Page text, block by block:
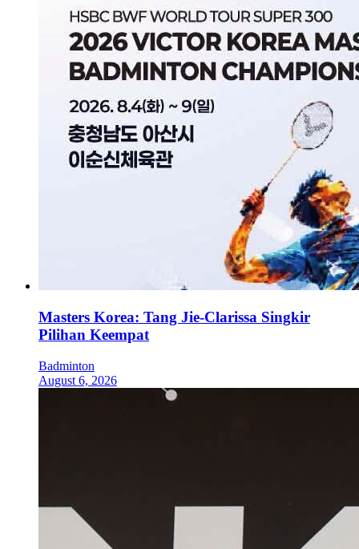
Masters Korea: Tang Jie-Clarissa Singkir
Pilihan Keempat
Badminton
August 6, 2026